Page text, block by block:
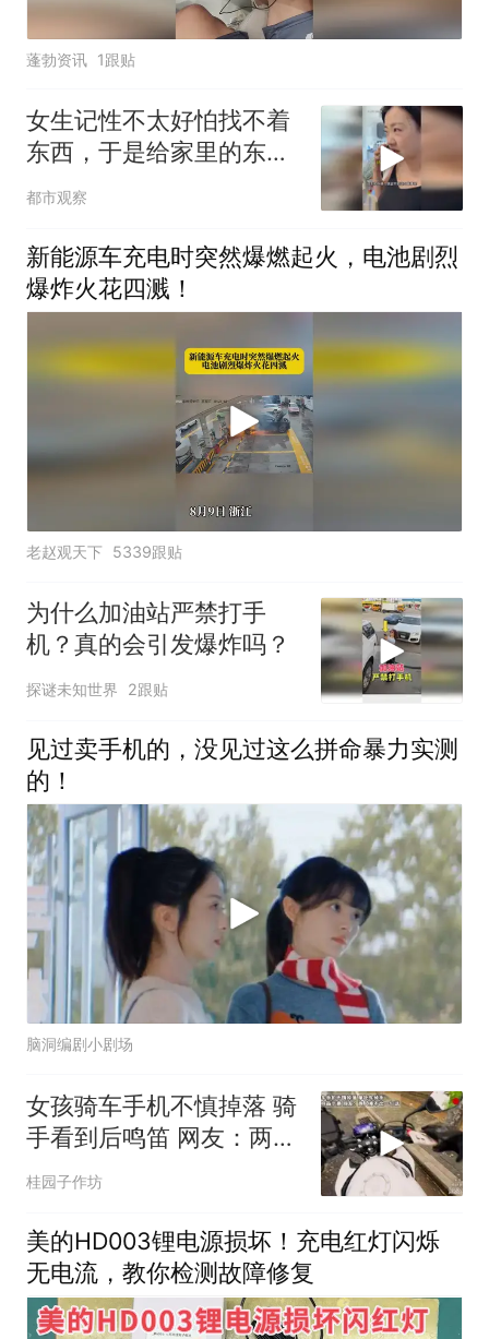
蓬勃资讯 1跟贴
女生记性不太好怕找不着
东西，于是给家里的东西
都安排了手机，网友：小
电话问问，终于实现了
都市观察
新能源车充电时突然爆燃起火，电池剧烈
爆炸火花四溅！
老赵观天下 5339跟贴
为什么加油站严禁打手
机？真的会引发爆炸吗？
探谜未知世界 2跟贴
见过卖手机的，没见过这么拼命暴力实测
的！
脑洞编剧小剧场
女孩骑车手机不慎掉落 骑
手看到后鸣笛 网友：两人
凑不出一句
桂园子作坊
美的HD003锂电源损坏！充电红灯闪烁
无电流，教你检测故障修复